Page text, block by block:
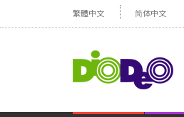
繁體中文 简体中文